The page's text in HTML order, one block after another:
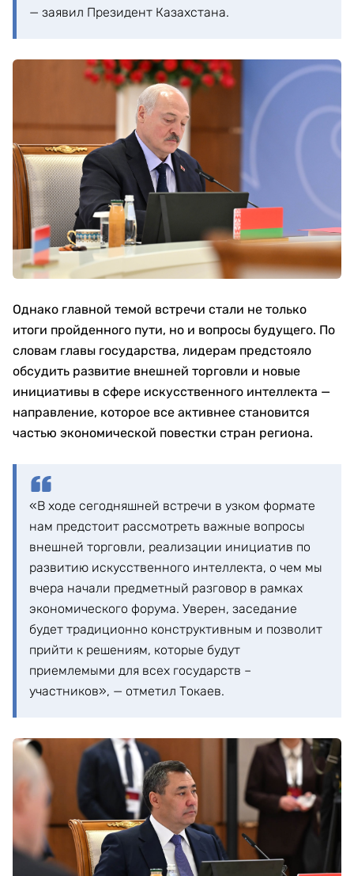
— заявил Президент Казахстана.
Однако главной темой встречи стали не только
итоги пройденного пути, но и вопросы будущего. По
словам главы государства, лидерам предстояло
обсудить развитие внешней торговли и новые
инициативы в сфере искусственного интеллекта —
направление, которое все активнее становится
частью экономической повестки стран региона.
«В ходе сегодняшней встречи в узком формате
нам предстоит рассмотреть важные вопросы
внешней торговли, реализации инициатив по
развитию искусственного интеллекта, о чем мы
вчера начали предметный разговор в рамках
экономического форума. Уверен, заседание
будет традиционно конструктивным и позволит
прийти к решениям, которые будут
приемлемыми для всех государств –
участников», — отметил Токаев.